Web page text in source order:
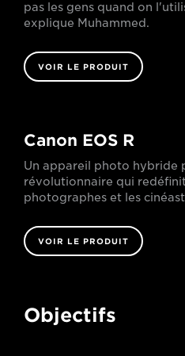
pas les gens quand on
explique Muhammed.
VOIR LE PRODUIT
Canon EOS R
Un appareil photo hybride
révolutionnaire qui
photographes et les
VOIR LE PRODUIT
Objectifs